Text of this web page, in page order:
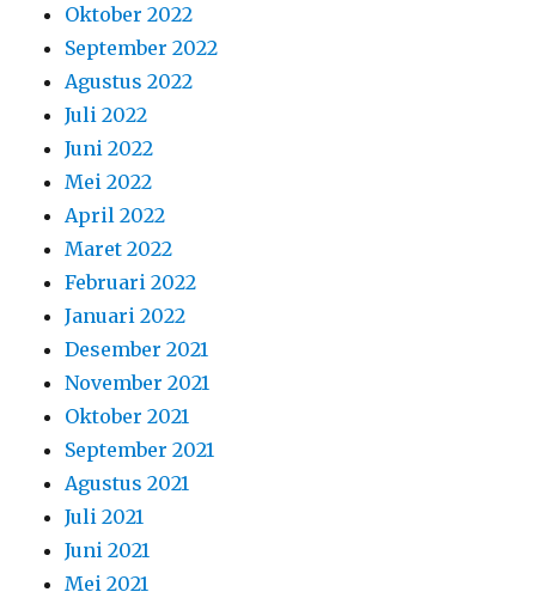
Oktober 2022
September 2022
Agustus 2022
Juli 2022
Juni 2022
Mei 2022
April 2022
Maret 2022
Februari 2022
Januari 2022
Desember 2021
November 2021
Oktober 2021
September 2021
Agustus 2021
Juli 2021
Juni 2021
Mei 2021